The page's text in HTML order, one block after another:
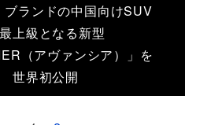
ブランドの中国向けSUV
上級となる新型
（アヴァンシア）」を
世界初公開